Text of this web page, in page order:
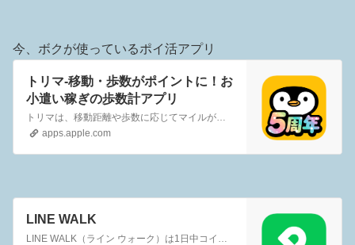
今、ボクが使っているポイ活アプリ
‎トリマ-移動・歩数がポイントに！お
小遣い稼ぎの歩数計アプリ
‎トリマは、移動距離や歩数に応じてマイルが貯まる、かんたん・お手軽ポイ活お小遣いアプリです。貯まったマイルはさまざまな電子マネーやポイント等と交換できます。■マイルが貯まる・移動距離に応じてマイルが貯まります。・一日の歩数に応じてマイルが貯まります。・最大1,000円分のマイルが当たるガチャを回そう！・コインを集めて、マイルが当たるスロットに挑戦…
apps.apple.com
‎LINE WALK
‎LINE WALK（ライン ウォーク）は1日中コインを貯めることが出来るお得なポイ活アプリです。毎日の通勤、通学、ジョギングなど、移動することでコインが獲得できます。また一定時間待つ（放置する）ことでコイン大量獲得のチャンスが訪れます。集めたコインはLINEポイントやアイテムと交換できます。■移動で貯める・歩数：一定の歩数毎にチケットが獲得でき…